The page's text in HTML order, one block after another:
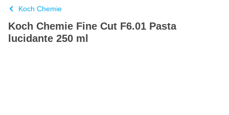
Koch Chemie
Koch Chemie Fine Cut F6.01 Pasta
lucidante 250 ml